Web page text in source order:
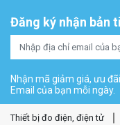
Đăng ký nhận bản
Nhận mã giảm giá, ưu
Email của bạn mỗi ngày.
Thiết bị đo điện, điện tử